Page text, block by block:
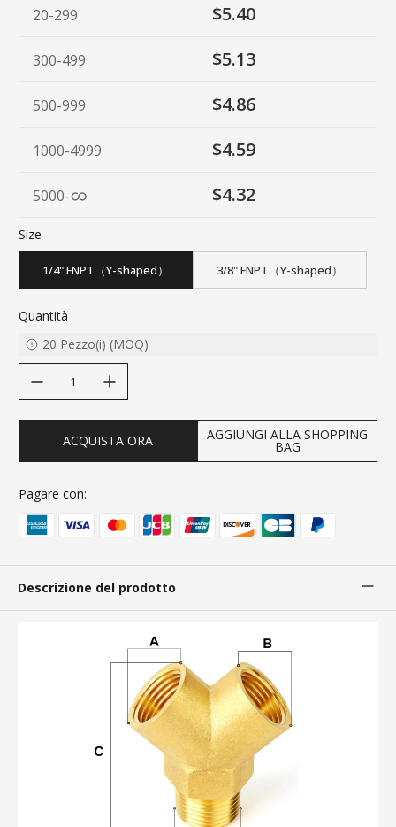
20-299 $5.40
300-499 $5.13
500-999 $4.86
1000-4999 $4.59
5000- $4.32
Size
1/4" FNPT（Y-shaped） 3/8" FNPT（Y-shaped）
Quantità
20 Pezzo(i) (MOQ)
ACQUISTA ORA AGGIUNGI ALLA SHOPPING
BAG
Pagare con:
Descrizione del prodotto